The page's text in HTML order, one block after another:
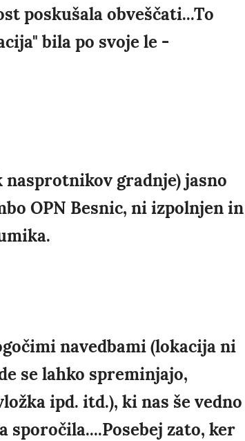
poskušala obveščati...To
bila po svoje le -
nasprotnikov gradnje) jasno
OPN Besnic, ni izpolnjen in
navedbami (lokacija ni
se lahko spreminjajo,
ipd. itd.), ki nas še vedno
zato, ker